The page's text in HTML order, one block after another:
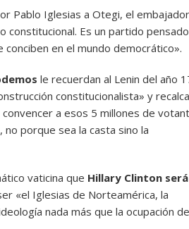
Pablo Iglesias a Otegi, el embajador
constitucional. Es un partido pensado
en el mundo democrático».
le recuerdan al Lenin del año
constitucionalista» y recalca
a esos 5 millones de
porque sea la casta sino la
vaticina que Hillary Clinton
«el Iglesias de Norteamérica, la
nada más que la ocupación